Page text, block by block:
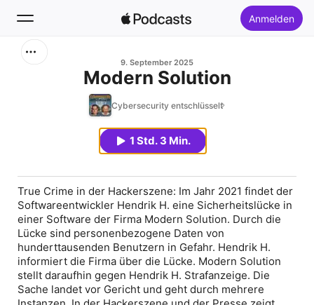
Anmelden
9. September 2025
Modern Solution
Cybersecurity entschlüsselt
1 Std. 3 Min.
True Crime in der Hackerszene: Im Jahr 2021 findet der
Softwareentwickler Hendrik H. eine Sicherheitslücke in
einer Software der Firma Modern Solution. Durch die
Lücke sind personenbezogene Daten von
hunderttausenden Benutzern in Gefahr. Hendrik H.
informiert die Firma über die Lücke. Modern Solution
stellt daraufhin gegen Hendrik H. Strafanzeige. Die
Sache landet vor Gericht und geht durch mehrere